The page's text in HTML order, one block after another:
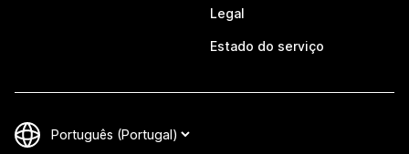
Legal
Estado do serviço